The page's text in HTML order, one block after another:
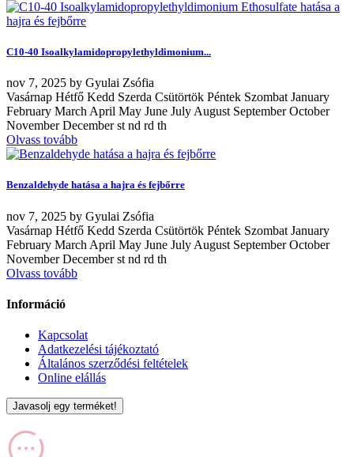
C10-40 Isoalkylamidopropylethyldimonium...
nov 7, 2025 by Gyulai Zsófia
Vasárnap Hétfő Kedd Szerda Csütörtök Péntek Szombat January
February March April May June July August September October
November December st nd rd th
Olvass tovább
Benzaldehyde hatása a hajra és fejbőrre
nov 7, 2025 by Gyulai Zsófia
Vasárnap Hétfő Kedd Szerda Csütörtök Péntek Szombat January
February March April May June July August September October
November December st nd rd th
Olvass tovább
Információ
Kapcsolat
Adatkezelési tájékoztató
Általános szerződési feltételek
Online elállás
Javasolj egy terméket!